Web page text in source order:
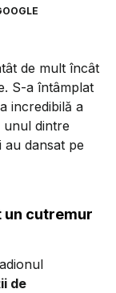
de mult încât
S-a întâmplat
incredibilă a
unul dintre
au dansat pe
un cutremur
de